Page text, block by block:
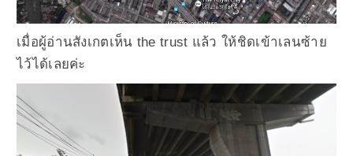
เมื่อผู้อ่านสังเกตเห็น the trust แล้ว ให้ชิดเข้าเลนซ้าย
ไว้ได้เลยค่ะ